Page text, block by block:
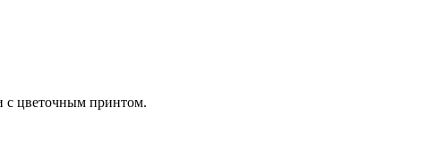
с цветочным принтом.